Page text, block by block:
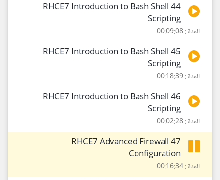
44 RHCE7 Introduction to Bash Shell
Scripting
المدة : 00:09:08
45 RHCE7 Introduction to Bash Shell
Scripting
المدة : 00:18:39
46 RHCE7 Introduction to Bash Shell
Scripting
المدة : 00:02:28
47 RHCE7 Advanced Firewall
Configuration
المدة : 00:16:34